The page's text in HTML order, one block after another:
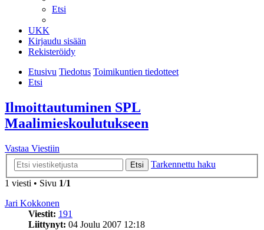
Etsi
UKK
Kirjaudu sisään
Rekisteröidy
Etusivu Tiedotus Toimikuntien tiedotteet
Etsi
Ilmoittautuminen SPL
Maalimieskoulutukseen
Vastaa Viestiin
Etsi
Tarkennettu haku
1 viesti • Sivu 1/1
Jari Kokkonen
Viestit: 191
Liittynyt: 04 Joulu 2007 12:18